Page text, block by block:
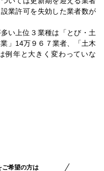
業許可を失効した業者数が
い上位３業種は「とび・土
」14万９６７業者、「土木
例年と大きく変わっていな
ご希望の方は